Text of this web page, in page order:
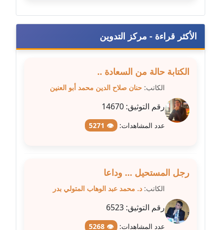
مدونة سهى الضاوي
عاملة
عاملة
عاملة
مدونة سوميه الالفي
مدونة شادي الربابعة
مدونة شرف الدين محمد
الأكثر قراءة - مركز التدوين
الكتابة حالة من السعادة ..
الكاتب: حنان صلاح الدين محمد أبو العنين
رقم التوثيق: 14670
عدد المشاهدات: 👁 5271
رجل المستحيل ... وداعا
الكاتب: د. محمد عبد الوهاب المتولي بدر
رقم التوثيق: 6523
عدد المشاهدات: 👁 5268